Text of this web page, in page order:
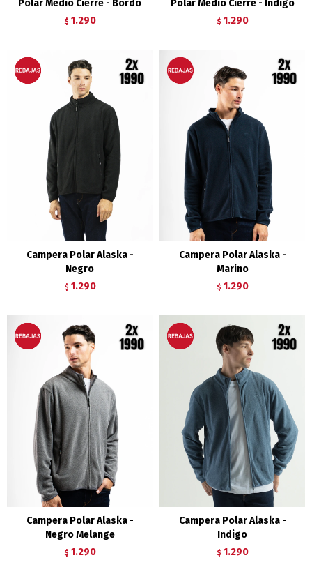
Polar Medio Cierre - Bordo
$ 1.290
Polar Medio Cierre - Indigo
$ 1.290
Campera Polar Alaska -
Negro
$ 1.290
Campera Polar Alaska -
Marino
$ 1.290
Campera Polar Alaska -
Negro Melange
$ 1.290
Campera Polar Alaska -
Indigo
$ 1.290